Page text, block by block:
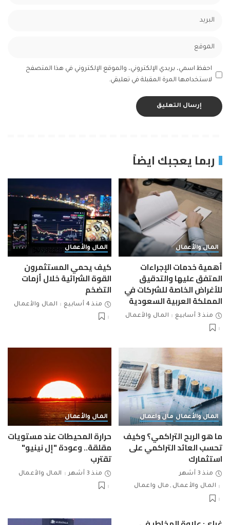
احفظ اسمي، بريدي الإلكتروني، والموقع الإلكتروني في هذا المتصفح
لاستخدامها المرة المقبلة في تعليقي.
ربما يعجبك ايضاً
المال والأعمال
أهمية خدمات الإجراءات
المتفق عليها والتدقيق
للأغراض الخاصة للشركات في
المملكة العربية السعودية
منذ 3 أسابيع المال والأعمال
المال والأعمال
كيف يحمي المستثمرون
القوة الشرائية خلال أزمات
التضخم
منذ 4 أسابيع المال والأعمال
المال والأعمال مال واعمال
ما هو الربح التراكمي؟ وكيف
تحسب العائد التراكمي على
استثمارك
منذ 3 أشهر
المال والأعمال
مال واعمال
المال والأعمال
حرارة المحيطات عند مستويات
مقلقة.. وعودة "إل نينيو"
تقترب
منذ 3 أشهر المال والأعمال